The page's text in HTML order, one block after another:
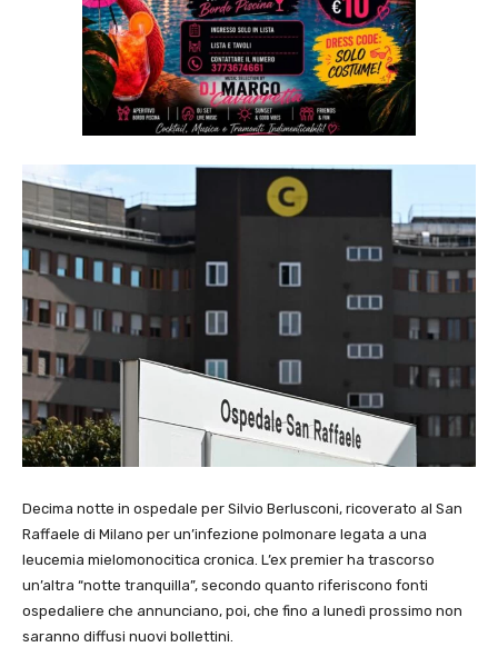
Decima notte in ospedale per Silvio Berlusconi, ricoverato al San
Raffaele di Milano per un’infezione polmonare legata a una
leucemia mielomonocitica cronica. L’ex premier ha trascorso
un’altra “notte tranquilla”, secondo quanto riferiscono fonti
ospedaliere che annunciano, poi, che fino a lunedì prossimo non
saranno diffusi nuovi bollettini.